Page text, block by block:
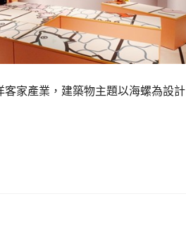
家產業，建築物主題以海螺為設計